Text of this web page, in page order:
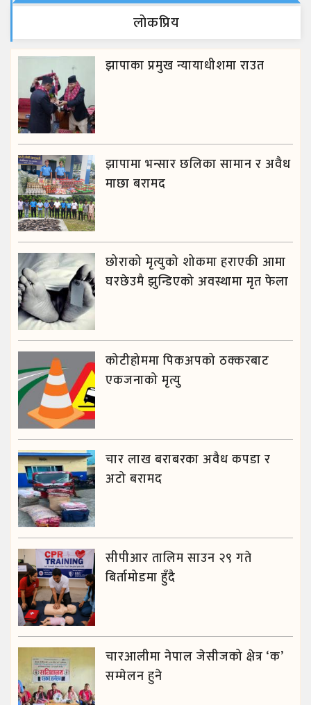
लाेकप्रिय
झापाका प्रमुख न्यायाधीशमा राउत
झापामा भन्सार छलिका सामान र अवैध
माछा बरामद
छोराको मृत्युको शोकमा हराएकी आमा
घरछेउमै झुन्डिएको अवस्थामा मृत फेला
कोटीहोममा पिकअपको ठक्करबाट
एकजनाको मृत्यु
चार लाख बराबरका अवैध कपडा र
अटो बरामद
सीपीआर तालिम साउन २९ गते
बिर्तामोडमा हुँदै
चारआलीमा नेपाल जेसीजको क्षेत्र ‘क’
सम्मेलन हुने